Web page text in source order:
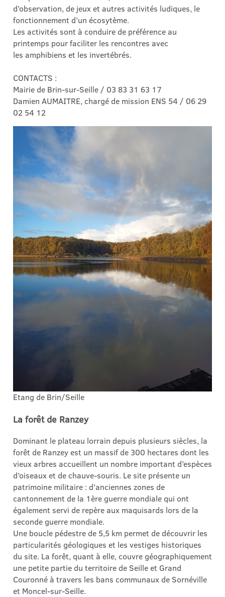
d’observation, de jeux et autres activités ludiques, le
fonctionnement d’un écosytème.
Les activités sont à conduire de préférence au
printemps pour faciliter les rencontres avec
les amphibiens et les invertébrés.
CONTACTS :
Mairie de Brin-sur-Seille / 03 83 31 63 17
Damien AUMAITRE, chargé de mission ENS 54 / 06 29
02 54 12
Etang de Brin/Seille
La forêt de Ranzey
Dominant le plateau lorrain depuis plusieurs siècles, la
forêt de Ranzey est un massif de 300 hectares dont les
vieux arbres accueillent un nombre important d’espèces
d’oiseaux et de chauve-souris. Le site présente un
patrimoine militaire : d’anciennes zones de
cantonnement de la 1ère guerre mondiale qui ont
également servi de repère aux maquisards lors de la
seconde guerre mondiale.
Une boucle pédestre de 5,5 km permet de découvrir les
particularités géologiques et les vestiges historiques
du site. La forêt, quant à elle, couvre géographiquement
une petite partie du territoire de Seille et Grand
Couronné à travers les bans communaux de Sornéville
et Moncel-sur-Seille.